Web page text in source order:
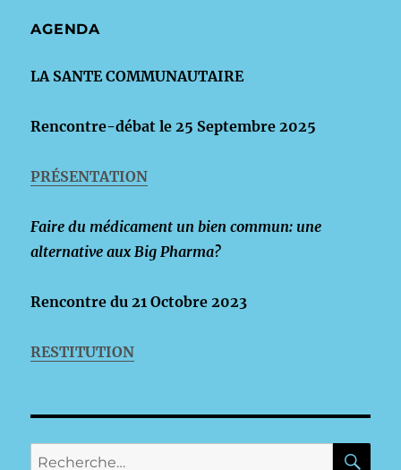
AGENDA
LA SANTE COMMUNAUTAIRE
Rencontre-débat le 25 Septembre 2025
PRÉSENTATION
Faire du médicament un bien commun: une
alternative aux Big Pharma?
Rencontre du 21 Octobre 2023
RESTITUTION
Recherche